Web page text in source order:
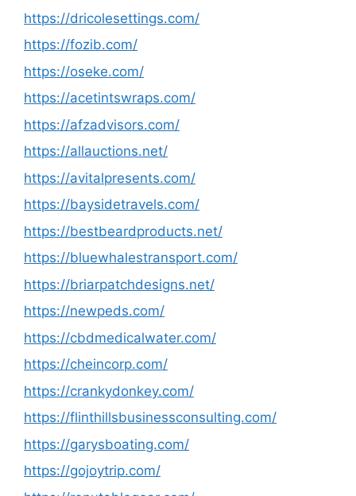
https://dricolesettings.com/
https://fozib.com/
https://oseke.com/
https://acetintswraps.com/
https://afzadvisors.com/
https://allauctions.net/
https://avitalpresents.com/
https://baysidetravels.com/
https://bestbeardproducts.net/
https://bluewhalestransport.com/
https://briarpatchdesigns.net/
https://newpeds.com/
https://cbdmedicalwater.com/
https://cheincorp.com/
https://crankydonkey.com/
https://flinthillsbusinessconsulting.com/
https://garysboating.com/
https://gojoytrip.com/